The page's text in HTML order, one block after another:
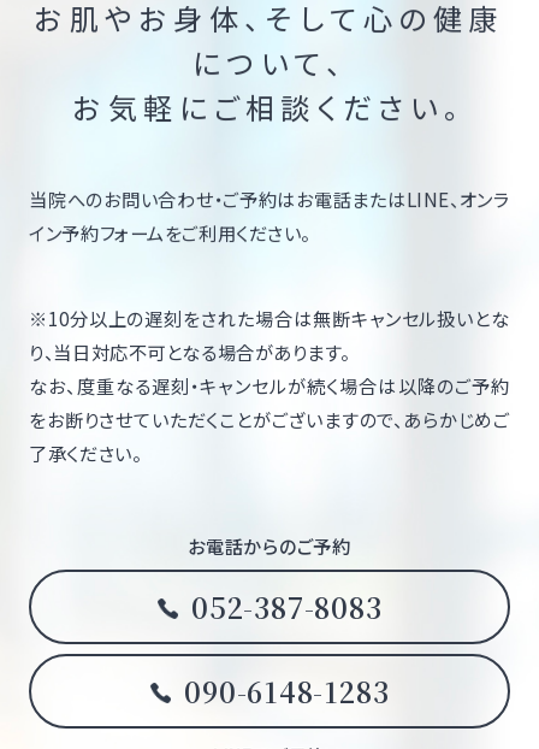
お肌やお身体、そして心の健康
について、
お気軽にご相談ください。
当院へのお問い合わせ・ご予約はお電話またはLINE、オンラ
イン予約フォームをご利用ください。
※10分以上の遅刻をされた場合は無断キャンセル扱いとな
り、当日対応不可となる場合があります。
なお、度重なる遅刻・キャンセルが続く場合は以降のご予約
をお断りさせていただくことがございますので、あらかじめご
了承ください。
お電話からのご予約
052-387-8083
090-6148-1283